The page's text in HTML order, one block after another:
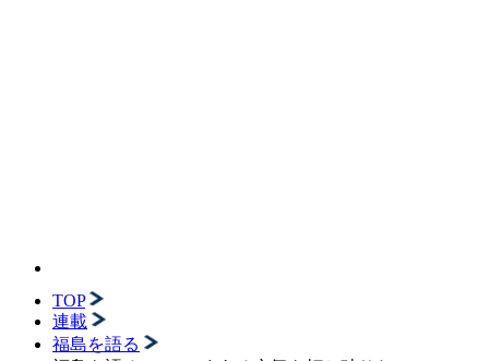
TOP
連載
福島を語る